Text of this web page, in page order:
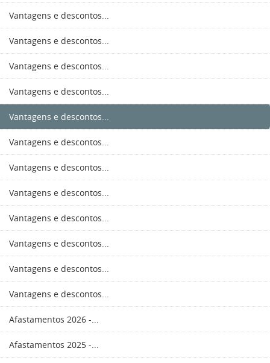
Vantagens e descontos...
Vantagens e descontos...
Vantagens e descontos...
Vantagens e descontos...
Vantagens e descontos...
Vantagens e descontos...
Vantagens e descontos...
Vantagens e descontos...
Vantagens e descontos...
Vantagens e descontos...
Vantagens e descontos...
Vantagens e descontos...
Afastamentos 2026 -...
Afastamentos 2025 -...